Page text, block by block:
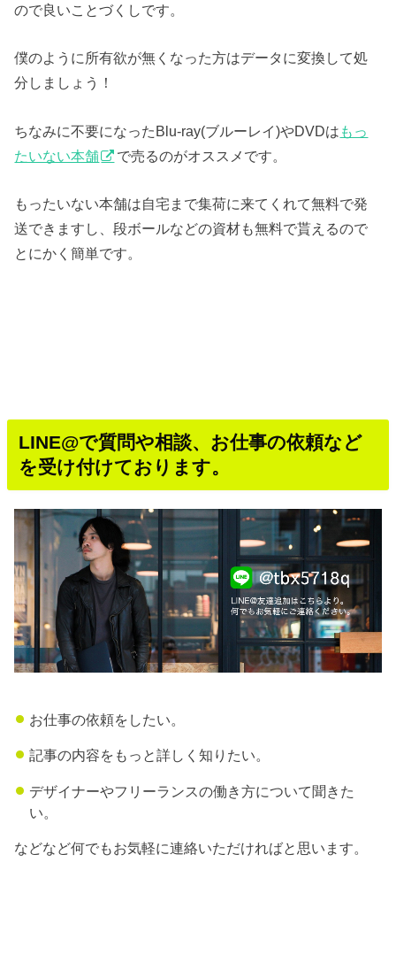
ので良いことづくしです。
僕のように所有欲が無くなった方はデータに変換して処
分しましょう！
ちなみに不要になったBlu-ray(ブルーレイ)やDVDは もっ
たいない本舗
で売るのがオススメです。
もったいない本舗は自宅まで集荷に来てくれて無料で発
送できますし、段ボールなどの資材も無料で貰えるので
とにかく簡単です。
LINE@で質問や相談、お仕事の依頼など
を受け付けております。
お仕事の依頼をしたい。
記事の内容をもっと詳しく知りたい。
デザイナーやフリーランスの働き方について聞きた
い。
などなど何でもお気軽に連絡いただければと思います。